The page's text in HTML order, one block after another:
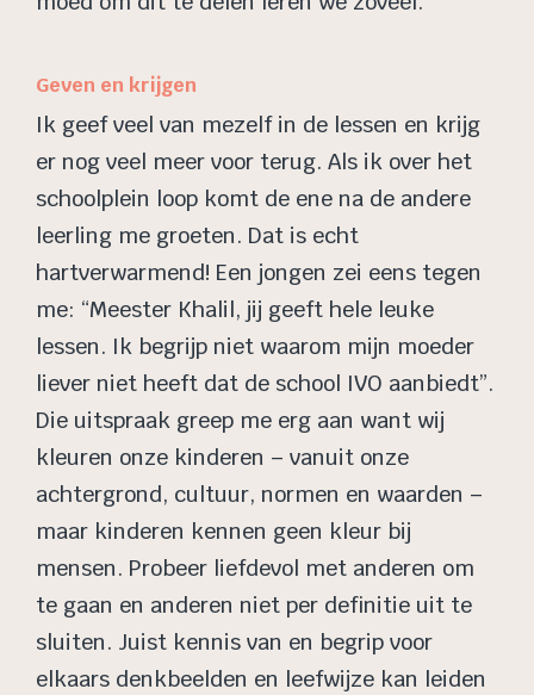
Geven en krijgen
Ik geef veel van mezelf in de lessen en krijg
er nog veel meer voor terug. Als ik over het
schoolplein loop komt de ene na de andere
leerling me groeten. Dat is echt
hartverwarmend! Een jongen zei eens tegen
me: “Meester Khalil, jij geeft hele leuke
lessen. Ik begrijp niet waarom mijn moeder
liever niet heeft dat de school IVO aanbiedt”.
Die uitspraak greep me erg aan want wij
kleuren onze kinderen – vanuit onze
achtergrond, cultuur, normen en waarden –
maar kinderen kennen geen kleur bij
mensen. Probeer liefdevol met anderen om
te gaan en anderen niet per definitie uit te
sluiten. Juist kennis van en begrip voor
elkaars denkbeelden en leefwijze kan leiden